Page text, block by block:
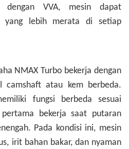
dengan VVA, mesin dapat
yang lebih merata di setiap
NMAX Turbo bekerja dengan
camshaft atau kem berbeda.
fungsi berbeda sesuai
bekerja saat putaran
Pada kondisi ini, mesin
irit bahan bakar, dan nyaman